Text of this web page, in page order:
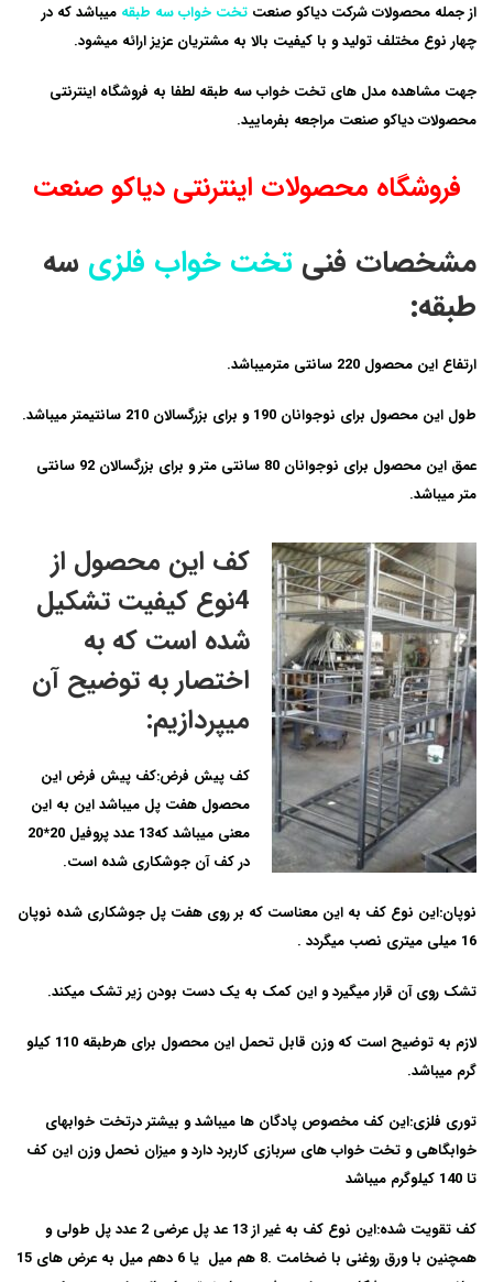
تخت فلزی
از جمله محصولات شرکت دیاکو صنعت تخت خواب سه طبقه میباشد که در
چهار نوع مختلف تولید و با کیفیت بالا به مشتریان عزیز ارائه میشود.
جهت مشاهده مدل های تخت خواب سه طبقه لطفا به فروشگاه اینترنتی
محصولات دیاکو صنعت مراجعه بفرمایید.
فروشگاه محصولات اینترنتی دیاکو صنعت
مشخصات فنی تخت خواب فلزی سه
طبقه:
ارتفاع این محصول 220 سانتی مترمیباشد.
طول این محصول برای نوجوانان 190 و برای بزرگسالان 210 سانتیمتر میباشد.
عمق این محصول برای نوجوانان 80 سانتی متر و برای بزرگسالان
92 سانتی
متر میباشد.
کف این محصول از
4نوع کیفیت تشکیل
شده است که به
اختصار به توضیح آن
میپردازیم:
کف پیش فرض:کف پیش فرض این
محصول هفت پل میباشد این به این
معنی میباشد که13 عدد پروفیل 20*20
در کف آن جوشکاری شده است.
نوپان:این نوع کف به این معناست که بر روی هفت پل جوشکاری شده نوپان
16 میلی میتری نصب میگردد .
تشک روی آن قرار میگیرد و این کمک به یک دست بودن زیر تشک میکند.
لازم به توضیح است که وزن قابل تحمل این محصول برای هرطبقه 110 کیلو
گرم میباشد.
توری فلزی:این کف مخصوص پادگان ها میباشد و بیشتر درتخت خوابهای
خوابگاهی و تخت خواب های سربازی کاربرد دارد و میزان نحمل وزن این کف
تا 140 کیلوگرم میباشد
کف تقویت شده:
این نوع کف به غیر از 13 عد پل عرضی 2 عدد پل طولی و
همچنین با ورق روغنی با ضخامت .8 هم میل یا 6 دهم میل به عرض های 15